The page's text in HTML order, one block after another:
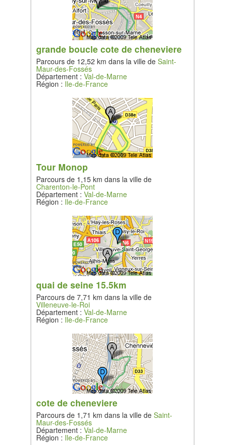
grande boucle cote de cheneviere
Parcours de 12,52 km dans la ville deSaint-
Maur-des-Fossés
Département :Val-de-Marne
Région : Ile-de-France
Tour Monop
Parcours de 1,15 km dans la ville de
Charenton-le-Pont
Département :Val-de-Marne
Région : Ile-de-France
quai de seine 15.5km
Parcours de 7,71 km dans la ville de
Villeneuve-le-Roi
Département :Val-de-Marne
Région : Ile-de-France
cote de cheneviere
Parcours de 1,71 km dans la ville deSaint-
Maur-des-Fossés
Département :Val-de-Marne
Région : Ile-de-France